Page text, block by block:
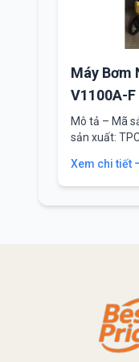
Máy Bơm
V1100A-F
Mô tả – Mã
sản xuất:
Xem chi tiết